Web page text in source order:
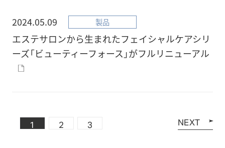
2024.05.09 製品
エステサロンから生まれたフェイシャルケアシリ
ーズ「ビューティーフォース」がフルリニューアル
1 2 3 NEXT